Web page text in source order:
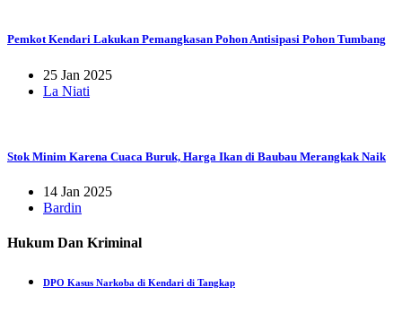
Pemkot Kendari Lakukan Pemangkasan Pohon Antisipasi Pohon Tumbang
25 Jan 2025
La Niati
Stok Minim Karena Cuaca Buruk, Harga Ikan di Baubau Merangkak Naik
14 Jan 2025
Bardin
Hukum Dan Kriminal
DPO Kasus Narkoba di Kendari di Tangkap